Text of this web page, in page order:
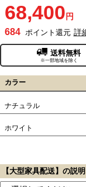
68,400円
684 ポイント還元 詳
送料無料
※一部地域を除く
カラー
ナチュラル
ホワイト
【大型家具配送】の説